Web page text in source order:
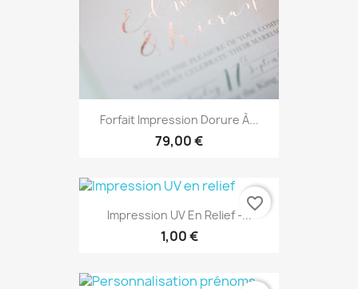
Forfait Impression Dorure À...
79,00 €
Impression UV En Relief -...
1,00 €
favorite_border